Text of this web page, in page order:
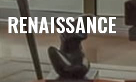
RENAISSANCE